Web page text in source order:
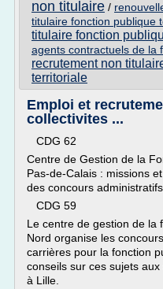
non titulaire /
titulaire fonction publique
titulaire fonction
agents contractuels de la
recrutement non
territoriale
Emploi et
collectivites ...
CDG 62
Centre de Gestion de la
Pas-de-Calais : missions
des concours
CDG 59
Le centre de gestion de la
Nord organise les
carrières pour la fonction
conseils sur ces sujets
à Lille.